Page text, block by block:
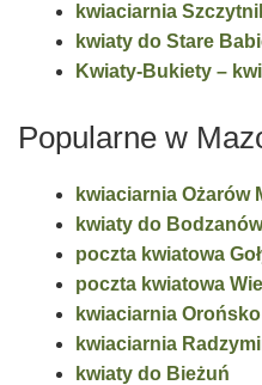
kwiaciarnia
kwiaty do Stare
Kwiaty-Bukiety –
Popularne w
kwiaciarnia Ożarów
kwiaty do Bodzanów
poczta kwiatowa
poczta kwiatowa
kwiaciarnia Orońsko
kwiaciarnia
kwiaty do Bieżuń